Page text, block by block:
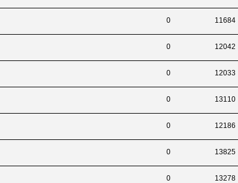
0 11684
0 12042
0 12033
0 13110
0 12186
0 13825
0 13278